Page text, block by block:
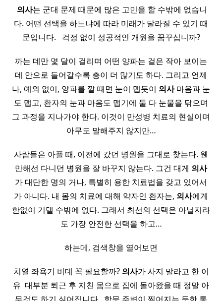
의사는 군대 문제 때문에 많은 고민을 할 수밖에 없습니
다. 어떤 선택을 하느냐에 따라 미래가 달라질 수 있기 때
문입니다. ​ ​ 걱정 없이 성공적인 개원을 꿈꾸십니까?
까는 데만 몇 달이 걸리며 어떤 양파는 겉은 작아 보이는
데 안으로 들어갈수록 층이 더 많기도 하다. 그리고 언제
나, 예외 없이, 양파를 깔 때면 눈이 맵듯이 의사마음과 눈
도 맵고, 환자의 눈과 마음도 맵기에 둘 다 눈물을 닦으며
그 과정을 지나가야 한다. 이것이 만성병 치료의 현실이며
아무도 말해주지 않지만…
사람들은 아플 때, 이전에 갔던 병원을 그대로 찾는다. 웬
만해선 다니던 병원을 잘 바꾸지 않는다. 그건 대게 의사
가 대단한 명의 거나, 특별히 용한 치료법을 갖고 있어서
가 아니다. 내 몸의 치료에 대해 약자인 환자는, 의사에게
한없이 기댈 수밖에 없다. 그래서 최선의 선택은 아닐지라
도 가장 안전한 선택을 하고…
하는데, 검색창을 열어보면
치열 좌욕기 비데 꼭 필요할까? 의사가 사지 말라고 한 이
유 ​ 대부분 퇴근 후 지친 몸으로 집에 돌아왔을 때 정말 아